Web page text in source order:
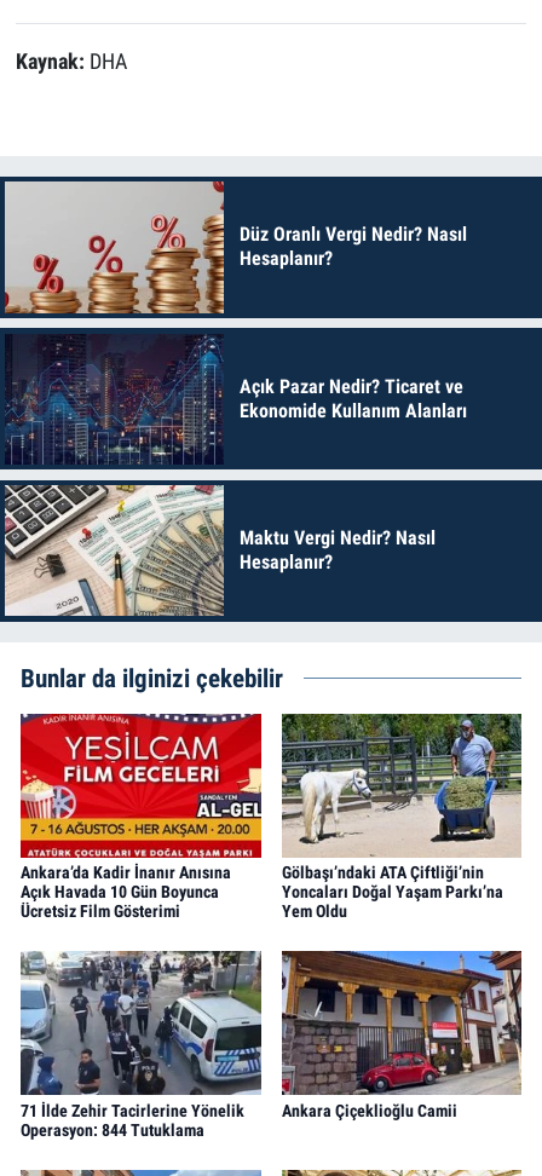
Kaynak: DHA
Düz Oranlı Vergi Nedir? Nasıl
Hesaplanır?
Açık Pazar Nedir? Ticaret ve
Ekonomide Kullanım Alanları
Maktu Vergi Nedir? Nasıl
Hesaplanır?
Bunlar da ilginizi çekebilir
Ankara’da Kadir İnanır Anısına
Açık Havada 10 Gün Boyunca
Ücretsiz Film Gösterimi
Gölbaşı’ndaki ATA Çiftliği’nin
Yoncaları Doğal Yaşam Parkı’na
Yem Oldu
71 İlde Zehir Tacirlerine Yönelik
Operasyon: 844 Tutuklama
Ankara Çiçeklioğlu Camii